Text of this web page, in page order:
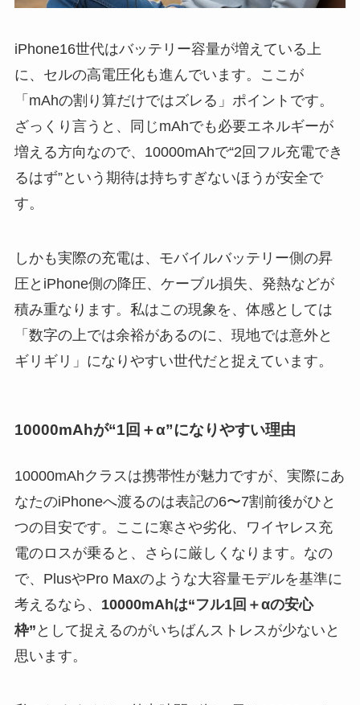
iPhone16世代はバッテリー容量が増えている上
に、セルの高電圧化も進んでいます。ここが
「mAhの割り算だけではズレる」ポイントです。
ざっくり言うと、同じmAhでも必要エネルギーが
増える方向なので、10000mAhで“2回フル充電でき
るはず”という期待は持ちすぎないほうが安全で
す。
しかも実際の充電は、モバイルバッテリー側の昇
圧とiPhone側の降圧、ケーブル損失、発熱などが
積み重なります。私はこの現象を、体感としては
「数字の上では余裕があるのに、現地では意外と
ギリギリ」になりやすい世代だと捉えています。
10000mAhが“1回＋α”になりやすい理由
10000mAhクラスは携帯性が魅力ですが、実際にあ
なたのiPhoneへ渡るのは表記の6〜7割前後がひと
つの目安です。ここに寒さや劣化、ワイヤレス充
電のロスが乗ると、さらに厳しくなります。なの
で、PlusやPro Maxのような大容量モデルを基準に
考えるなら、 10000mAhは“フル1回＋αの安心
枠” として捉えるのがいちばんストレスが少ないと
思います。